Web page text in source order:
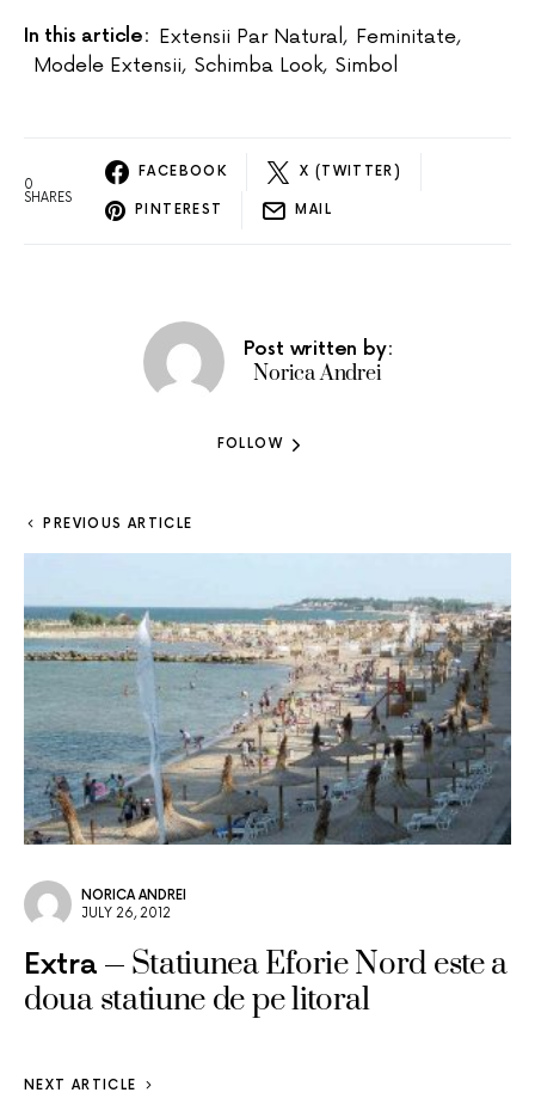
In this article: Extensii Par Natural , Feminitate,
Modele Extensii, Schimba Look, Simbol
0
SHARES
FACEBOOK X (TWITTER)
PINTEREST MAIL
Post written by:
Norica Andrei
FOLLOW
PREVIOUS ARTICLE
NORICA ANDREI
JULY 26, 2012
Extra
Statiunea Eforie Nord este a
doua statiune de pe litoral
NEXT ARTICLE